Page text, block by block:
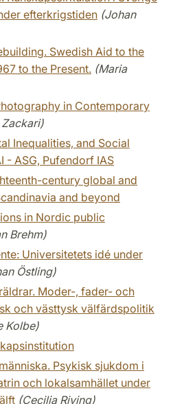
efterkrigstiden (Johan
Swedish Aid to the
to the Present. (Maria
in Contemporary
Inequalities, and Social
- ASG, Pufendorf IAS
century global and
and beyond
in Nordic public
Brehm)
Universitetets idé under
Östling)
Moder-, fader- och
och västtysk välfärdspolitik
Kolbe)
Psykisk sjukdom i
och lokalsamhället under
(Cecilia Riving)